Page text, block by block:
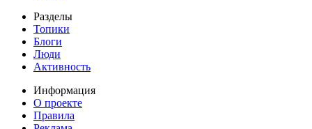
Разделы
Топики
Блоги
Люди
Активность
Информация
О проекте
Правила